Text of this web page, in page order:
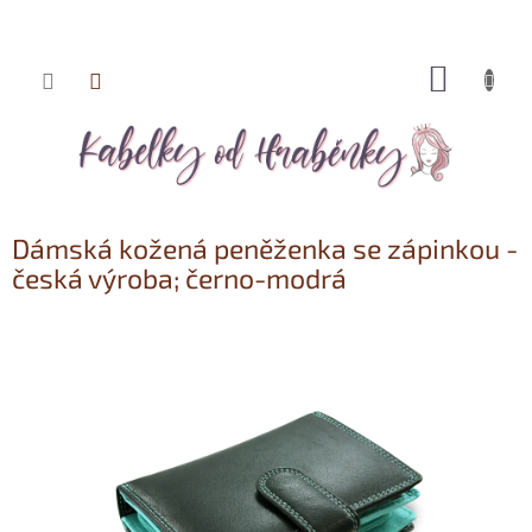
Přejít
Dámská kožená peněženka se zápinkou -
česká výroba; černo-modrá